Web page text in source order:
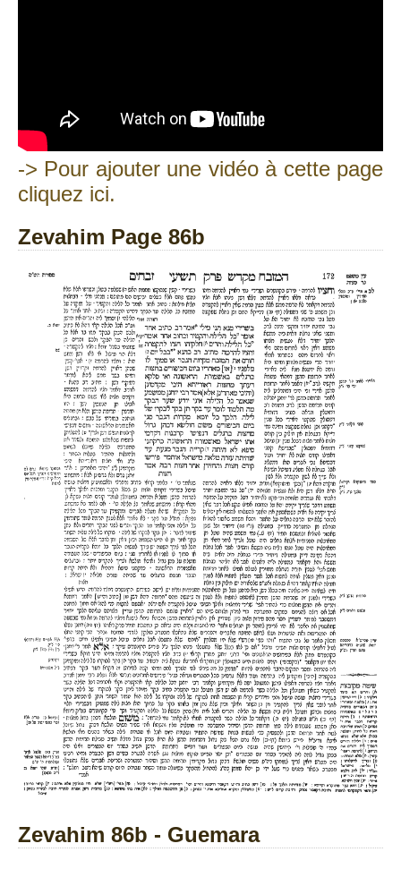
-> Pour ajouter une vidéo à cette page
cliquez ici.
Zevahim Page 86b
Zevahim 86b - Guemara